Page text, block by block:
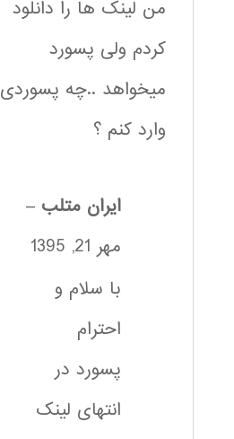
من لینک ها را دانلود
کردم ولی پسورد
میخواهد ..چه پسوردی
وارد کنم ؟
ایران متلب –
مهر 21, 1395
با سلام و
احترام
پسورد در
انتهای لینک